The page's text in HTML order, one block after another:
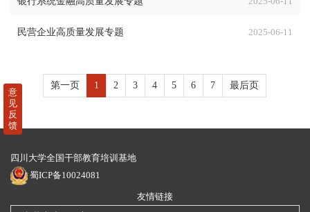
2025-06-11
民营企业高质量发展专题
第一页 1 2 3 4 5 6 7 最后页
四川大学全国干部教育培训基地
蜀ICP备10024081
友情链接
意
见
反
馈